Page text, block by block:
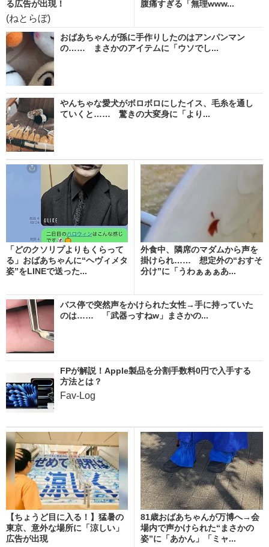
る広告が出現！
(ねとらぼ)
腹痛すぎる「無理www...
おばあちゃんが孫に手作りしたのはアンパンマン
の…… まさかのアイテムに「ウソでし...
やんちゃな愛犬がボロボロにしたイス、毛糸を通し
ていくと…… 驚きの大変身に「より...
「どのクソリプよりもくらって
る」おばあちゃんに“ヘヴィメタ
姿”をLINEで送った...
外食中、隣席のマダムから声を
掛けられ…… 想定外の“おすそ
分け”に「うわぁぁぁあ...
バス停で突然声をかけられた女性→手に持っていた
のは…… 「武器っすねw」まさかの...
FPが解説！Apple製品を分割手数料0円で入手する
方法とは？
Fav-Log
【ちょうど目に入る！】猛暑の
東京、意外な場所に「涼しい」
広告が出現
81歳おばあちゃんが万博へ→会
場内で声かけられた“まさかの
姿”に「あかん」「ミャ...